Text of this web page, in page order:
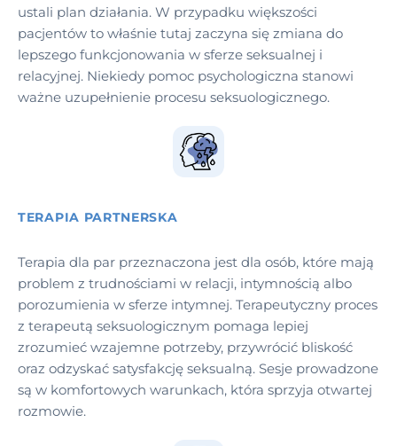
ustali plan działania. W przypadku większości
pacjentów to właśnie tutaj zaczyna się zmiana do
lepszego funkcjonowania w sferze seksualnej i
relacyjnej. Niekiedy pomoc psychologiczna stanowi
ważne uzupełnienie procesu seksuologicznego.
TERAPIA PARTNERSKA
Terapia dla par przeznaczona jest dla osób, które mają
problem z trudnościami w relacji, intymnością albo
porozumienia w sferze intymnej. Terapeutyczny proces
z terapeutą seksuologicznym pomaga lepiej
zrozumieć wzajemne potrzeby, przywrócić bliskość
oraz odzyskać satysfakcję seksualną. Sesje prowadzone
są w komfortowych warunkach, która sprzyja otwartej
rozmowie.